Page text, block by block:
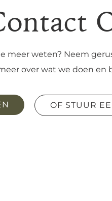
meer weten? Neem
over wat we doen en
OF STUUR